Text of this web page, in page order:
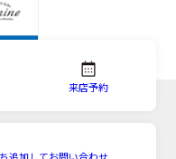
来店予約
追加してお問い合わせ